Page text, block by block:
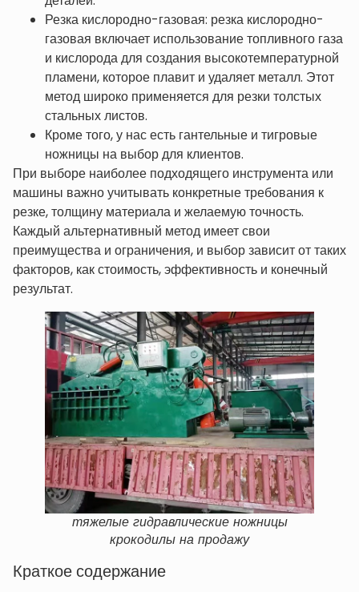
Резка кислородно-газовая: резка кислородно-
газовая включает использование топливного газа
и кислорода для создания высокотемпературной
пламени, которое плавит и удаляет металл. Этот
метод широко применяется для резки толстых
стальных листов.
Кроме того, у нас есть гантельные и тигровые
ножницы на выбор для клиентов.
При выборе наиболее подходящего инструмента или
машины важно учитывать конкретные требования к
резке, толщину материала и желаемую точность.
Каждый альтернативный метод имеет свои
преимущества и ограничения, и выбор зависит от таких
факторов, как стоимость, эффективность и конечный
результат.
тяжелые гидравлические ножницы
крокодилы на продажу
Краткое содержание